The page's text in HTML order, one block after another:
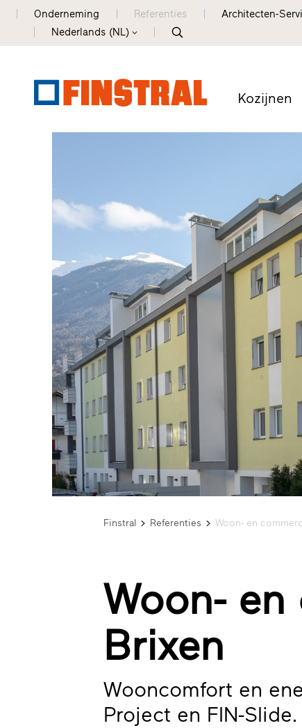
Onderneming Referenties Architecten-
Nederlands (NL)
Kozijnen
Finstral Referenties Woon- en
Woon-
Brixen
Wooncomfort en
Project en FIN-Slide.